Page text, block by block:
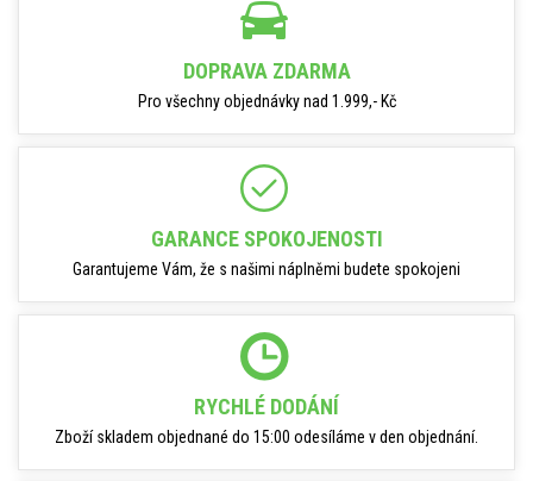
DOPRAVA ZDARMA
Pro všechny objednávky nad 1.999,- Kč
GARANCE SPOKOJENOSTI
Garantujeme Vám, že s našimi náplněmi budete spokojeni
RYCHLÉ DODÁNÍ
Zboží skladem objednané do 15:00 odesíláme v den objednání.